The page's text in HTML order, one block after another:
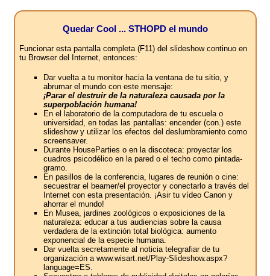
Quedar Cool ... STHOPD el mundo
Funcionar esta pantalla completa (F11) del slideshow continuo en
tu Browser del Internet, entonces:
Dar vuelta a tu monitor hacia la ventana de tu sitio, y
abrumar el mundo con este mensaje:
¡Parar el destruir de la naturaleza causada por la
superpoblación humana!
En el laboratorio de la computadora de tu escuela o
universidad, en todas las pantallas: encender (con.) este
slideshow y utilizar los efectos del deslumbramiento como
screensaver.
Durante HouseParties o en la discoteca: proyectar los
cuadros psicodélico en la pared o el techo como pintada-
gramo.
En pasillos de la conferencia, lugares de reunión o cine:
secuestrar el beamer/el proyector y conectarlo a través del
Internet con esta presentación. ¡Asir tu vídeo Canon y
ahorrar el mundo!
En Musea, jardines zoológicos o exposiciones de la
naturaleza: educar a tus audiencias sobre la causa
verdadera de la extinción total biológica: aumento
exponencial de la especie humana.
Dar vuelta secretamente al noticia telegrafiar de tu
organización a www.wisart.net/Play-Slideshow.aspx?
language=ES.